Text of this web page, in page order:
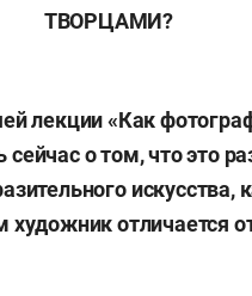
ТВОРЦАМИ?
лекции«Как
сейчас отом,чтоэто
искусства,
художникотличается